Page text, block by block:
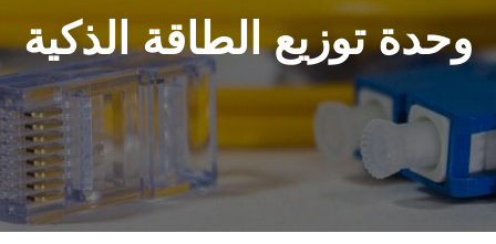
وحدة توزيع الطاقة الذكية